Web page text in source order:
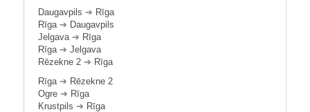
Daugavpils ➔ Rīga
Rīga➔ Daugavpils
Jelgava➔ Rīga
Rīga➔ Jelgava
Rēzekne 2 ➔ Rīga
Rīga➔ Rēzekne 2
Ogre ➔ Rīga
Krustpils ➔ Rīga